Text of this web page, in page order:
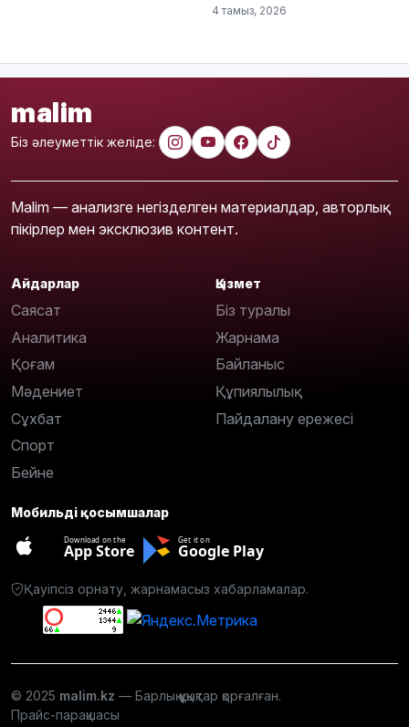
4 тамыз, 2026
malim
Біз әлеуметтік желіде:
Malim — анализге негізделген материалдар, авторлық
пікірлер мен эксклюзив контент.
Айдарлар
Саясат
Аналитика
Қоғам
Мәдениет
Сұхбат
Спорт
Бейне
Қызмет
Біз туралы
Жарнама
Байланыс
Құпиялылық
Пайдалану ережесі
Мобильді қосымшалар
Download on the
App Store
Get it on
Google Play
Қауіпсіз орнату, жарнамасыз хабарламалар.
© 2025 malim.kz — Барлық құқықтар қорғалған.
Прайс-парақшасы